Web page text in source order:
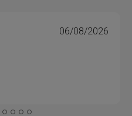
06/08/2026